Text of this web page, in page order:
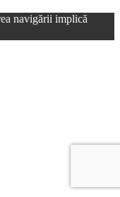
navigării implică